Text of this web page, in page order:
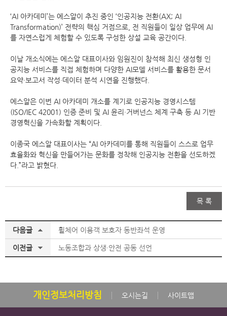
‘AI 아카데미’는 에스알이 추진 중인 ‘인공지능 전환(AX; AI
Transformation)’ 전략의 핵심 거점으로, 전 직원들이 일상 업무에 AI
를 자연스럽게 체험할 수 있도록 구성한 상설 교육 공간이다.
이날 개소식에는 에스알 대표이사와 임원진이 참석해 최신 생성형 인
공지능 서비스를 직접 체험하며 다양한 AI모델 서비스를 활용한 문서
요약·보고서 작성·데이터 분석 시연을 진행했다.
에스알은 이번 AI 아카데미 개소를 계기로 인공지능 경영시스템
(ISO/IEC 42001) 인증 준비 및 AI 윤리·거버넌스 체계 구축 등 AI 기반
경영혁신을 가속화할 계획이다.
이종국 에스알 대표이사는 “AI 아카데미를 통해 직원들이 스스로 업무
효율화와 혁신을 만들어가는 문화를 정착해 인공지능 전환을 선도하겠
다.”라고 밝혔다.
목 록
다음글 휠체어 이용객 보호자 동반좌석 운영
이전글 노동조합과 상생·안전 공동 선언
개인정보처리방침 오시는길 사이트맵